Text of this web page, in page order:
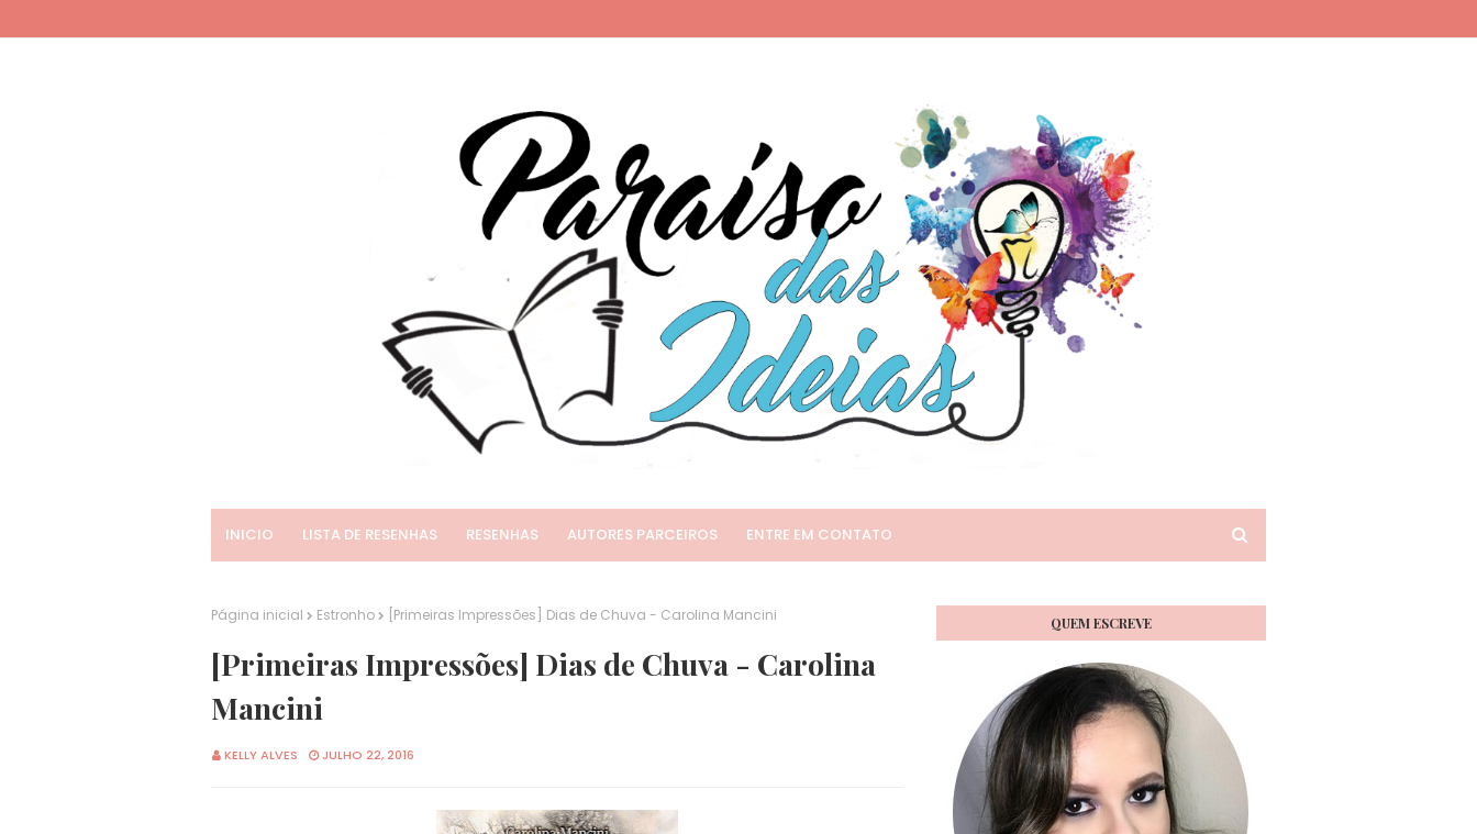
INICIO LISTA DE RESENHAS RESENHAS AUTORES PARCEIROS ENTRE EM CONTATO
Página inicial Estronho [Primeiras Impressões] Dias de Chuva - Carolina Mancini
[Primeiras Impressões] Dias de Chuva - Carolina
Mancini
KELLY ALVES JULHO 22, 2016
QUEM ESCREVE